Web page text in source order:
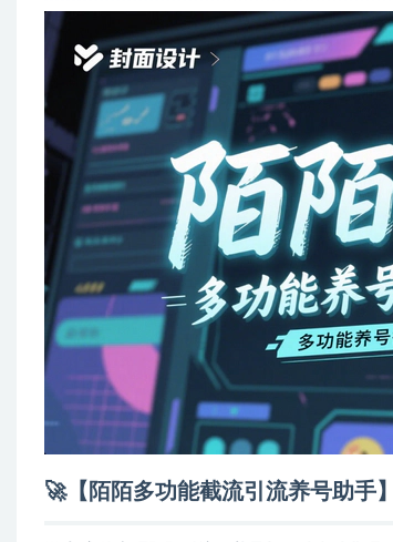
🚀【陌陌多功能截流引流养号助手